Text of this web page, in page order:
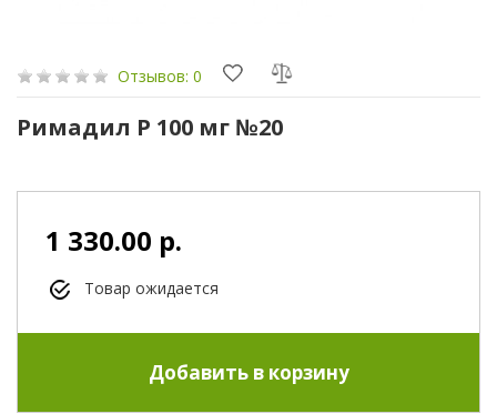
Отзывов: 0
Римадил Р 100 мг №20
1 330.00 р.
Товар ожидается